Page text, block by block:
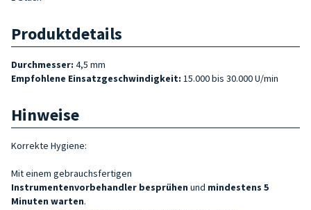
Produktdetails
Durchmesser: 4,5 mm
Empfohlene Einsatzgeschwindigkeit: 15.000 bis 30.000 U/min
Hinweise
Korrekte Hygiene:
Mit einem gebrauchsfertigen
Instrumentenvorbehandler besprühen und mindestens 5
Minuten warten.